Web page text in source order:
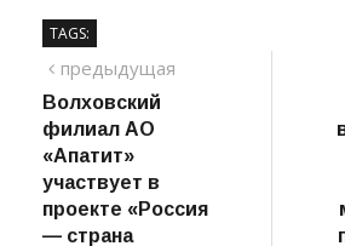
кнопках, используйте автопоиск.
TAGS:
Навигация
по
записям
предыдущая
Волховский
филиал АО
«Апатит»
участвует в